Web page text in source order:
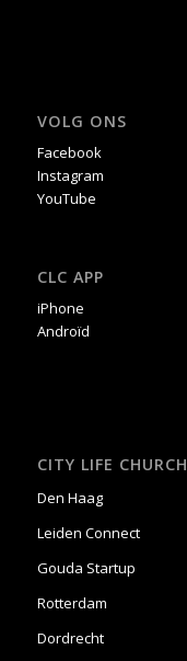
VOLG ONS
Facebook
Instagram
YouTube
CLC APP
iPhone
Androïd
CITY LIFE CHURCH
Den Haag
Leiden Connect
Gouda Startup
Rotterdam
Dordrecht